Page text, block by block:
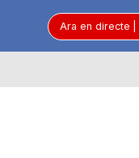
Ara en directe